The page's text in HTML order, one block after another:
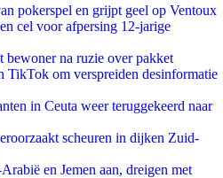
pokerspel en grijpt geel op Ventoux
cel voor afpersing 12-jarige
bewoner na ruzie over pakket
TikTok om verspreiden desinformatie
in Ceuta weer teruggekeerd naar
scheuren in dijken Zuid-
en Jemen aan, dreigen met